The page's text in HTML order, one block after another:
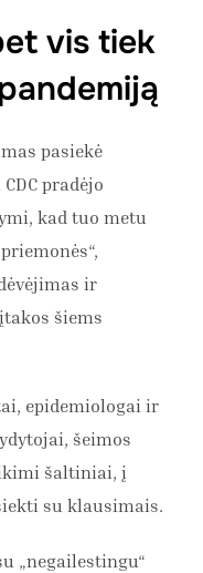
vis tiek
pasiekė
pradėjo
kad tuo metu
ir
šiems
epidemiologai ir
šeimos
šaltiniai, į
su klausimais.
„negailestingu“